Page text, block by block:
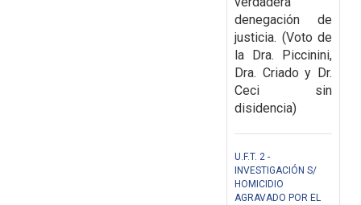
denegación de
justicia. (Voto de
la Dra. Piccinini,
Dra. Criado y Dr.
Ceci sin
disidencia)
U.F.T. 2 -
INVESTIGACIÓN S/
HOMICIDIO
AGRAVADO POR EL